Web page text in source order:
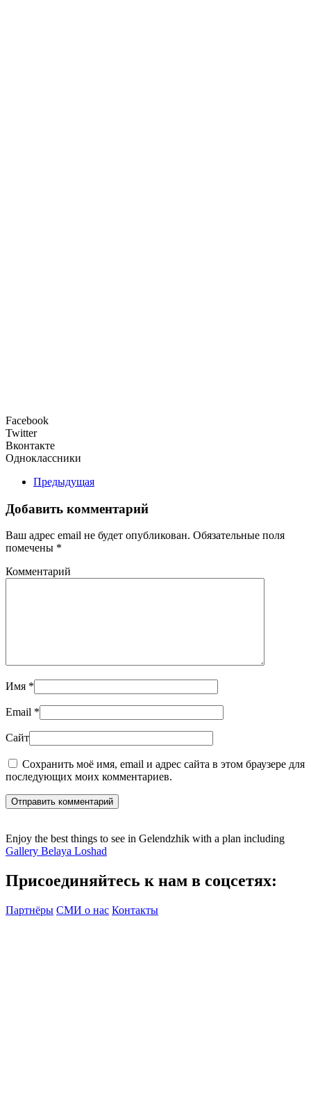
Facebook
Twitter
Вконтакте
Одноклассники
Предыдущая
Добавить комментарий
Ваш адрес email не будет опубликован. Обязательные поля
помечены *
Комментарий
Имя *
Email *
Сайт
Сохранить моё имя, email и адрес сайта в этом браузере для
последующих моих комментариев.
Отправить комментарий
Enjoy the best things to see in Gelendzhik with a plan including
Gallery Belaya Loshad
Присоединяйтесь к нам в соцсетях:
Партнёры СМИ о нас Контакты